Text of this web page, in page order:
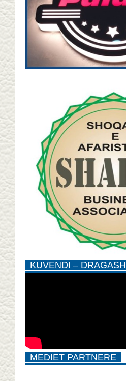
KUVENDI – DRAGASH
MEDIET PARTNERE